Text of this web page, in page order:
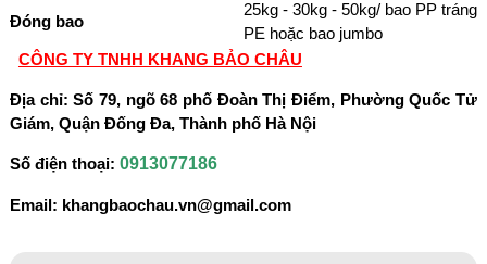
Đóng bao
25kg - 30kg - 50kg/ bao PP tráng
PE hoặc bao jumbo
CÔNG TY TNHH KHANG BẢO CHÂU
Địa chỉ: Số 79, ngõ 68 phố Đoàn Thị Điểm, Phường Quốc Tử
Giám, Quận Đống Đa, Thành phố Hà Nội
Số điện thoại: 0913077186
Email: khangbaochau.vn@gmail.com